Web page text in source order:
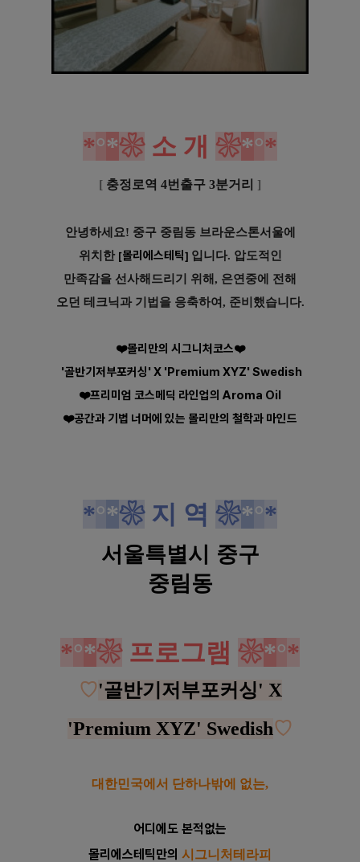
*°*❀ 소 개 ❀*°*
[ 충정로역 4번출구 3분거리 ]
안녕하세요! 중구 중림동 브라운스톤서울에
위치한 [몰리에스테틱] 입니다. 압도적인
만족감을 선사해드리기 위해, 은연중에 전해
오던 테크닉과 기법을 응축하여, 준비했습니다.
❤️몰리만의 시그니처코스❤️
'골반기저부포커싱' X 'Premium XYZ' Swedish
❤️프리미엄 코스메딕 라인업의 Aroma Oil
❤️공간과 기법 너머에 있는 몰리만의 철학과 마인드
*°*❀지 역 ❀*°*
서울특별시 중구
중림동
*°*❀ 프로그램 ❀*°*
♡'골반기저부포커싱' X
'Premium XYZ' Swedish♡
대한민국에서 단하나밖에 없는,
어디에도 본적없는
몰리에스테틱만의 시그니처테라피